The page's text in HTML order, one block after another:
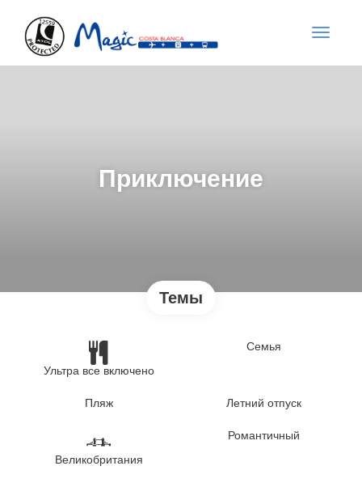
Приключение
Темы
Ультра все включено
Семья
Пляж Летний отпуск
Великобритания
Романтичный